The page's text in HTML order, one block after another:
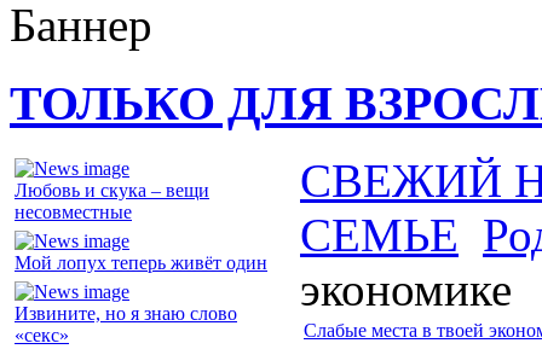
ТОЛЬКО ДЛЯ
Любовь и скука – вещи
несовместные
Мой лопух теперь живёт один
Извините, но я знаю слово
«секс»
СВЕЖИЙ
СЕМЬЕ
экономике
Слабые места в твоей